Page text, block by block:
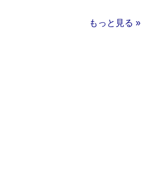
もっと見る »